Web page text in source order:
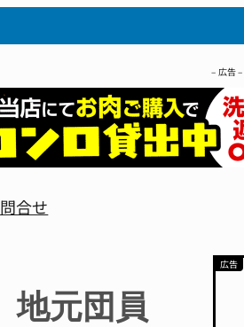
– 広告 –
合せ
元団員